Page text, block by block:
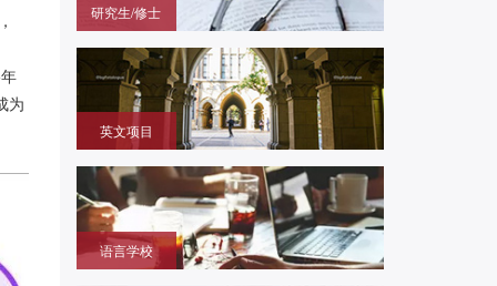
为
研究生/修士
研究科就读的offer
英文项目
本大学学部/修士/博士课程
语言学校